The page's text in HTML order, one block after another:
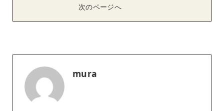
次のページへ
mura